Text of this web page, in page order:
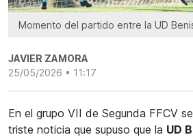
Momento del partido entre la UD
JAVIER ZAMORA
25/05/2026 • 11:17
En el grupo VII de Segunda FFCV
triste noticia que supuso que la UD